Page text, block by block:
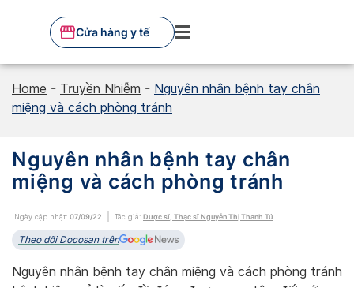
Cửa hàng y tế
Home - Truyền Nhiễm - Nguyên nhân bệnh tay chân
miệng và cách phòng tránh
Nguyên nhân bệnh tay chân
miệng và cách phòng tránh
Ngày cập nhật: 07/09/22 Tác giả: Dược sĩ, Thạc sĩ Nguyễn Thị Thanh Tú
Theo dõi Docosan trên
Nguyên nhân bệnh tay chân miệng và cách phòng tránh